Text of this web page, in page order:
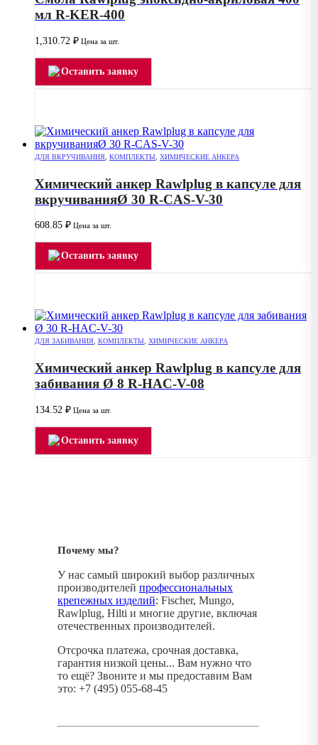
мл R-KER-400
1,310.72 ₽ Цена за шт.
Оставить заявку
ДЛЯ ВКРУЧИВАНИЯ КОМПЛЕКТЫ ХИМИЧЕСКИЕ АНКЕРА
Химический анкер Rawlplug в капсуле для
вкручиванияØ 30 R-CAS-V-30
608.85 ₽ Цена за шт.
Оставить заявку
ДЛЯ ЗАБИВАНИЯ, КОМПЛЕКТЫ, ХИМИЧЕСКИЕ АНКЕРА
Химический анкер Rawlplug в капсуле для
забивания Ø 8 R-HAC-V-08
134.52 ₽ Цена за шт.
Оставить заявку
Почему мы?
У нас самый широкий выбор различных
производителей профессиональных
крепежных изделий: Fischer, Mungo,
Rawlplug, Hilti и многие другие, включая
отечественных производителей.
Отсрочка платежа, срочная доставка,
гарантия низкой цены... Вам нужно что
то ещё? Звоните и мы предоставим Вам
это: +7 (495) 055-68-45